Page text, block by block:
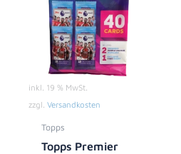
inkl. 19 % MwSt.
zzgl. Versandkosten
Topps
Topps Premier